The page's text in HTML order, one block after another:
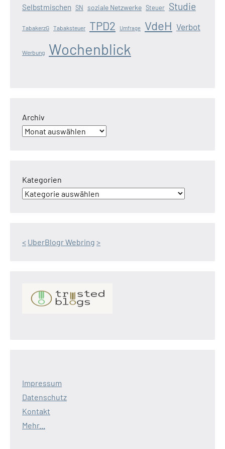
Selbstmischen SN soziale Netzwerke Steuer Studie
TabakerzG Tabaksteuer TPD2 Umfrage VdeH Verbot
Werbung Wochenblick
Archiv
Kategorien
< UberBlogr Webring >
Impressum
Datenschutz
Kontakt
Mehr...